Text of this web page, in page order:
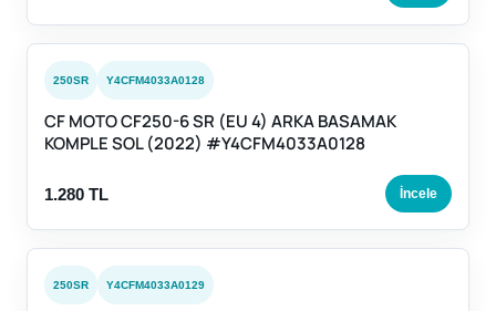
250SR Y4CFM4033A0128
CF MOTO CF250-6 SR (EU 4) ARKA BASAMAK
KOMPLE SOL (2022) #Y4CFM4033A0128
1.280 TL İncele
250SR Y4CFM4033A0129